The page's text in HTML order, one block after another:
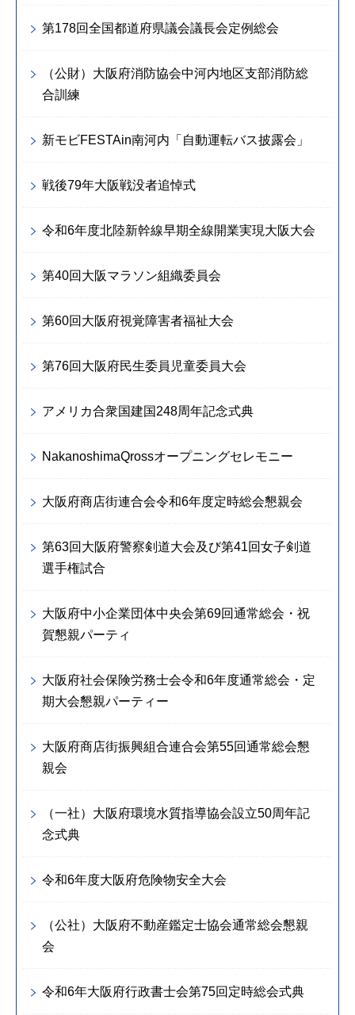
第178回全国都道府県議会議長会定例総会
（公財）大阪府消防協会中河内地区支部消防総
合訓練
新モビFESTAin南河内「自動運転バス披露会」
戦後79年大阪戦没者追悼式
令和6年度北陸新幹線早期全線開業実現大阪大会
第40回大阪マラソン組織委員会
第60回大阪府視覚障害者福祉大会
第76回大阪府民生委員児童委員大会
アメリカ合衆国建国248周年記念式典
NakanoshimaQrossオープニングセレモニー
大阪府商店街連合会令和6年度定時総会懇親会
第63回大阪府警察剣道大会及び第41回女子剣道
選手権試合
大阪府中小企業団体中央会第69回通常総会・祝
賀懇親パーティ
大阪府社会保険労務士会令和6年度通常総会・定
期大会懇親パーティー
大阪府商店街振興組合連合会第55回通常総会懇
親会
（一社）大阪府環境水質指導協会設立50周年記
念式典
令和6年度大阪府危険物安全大会
（公社）大阪府不動産鑑定士協会通常総会懇親
会
令和6年大阪府行政書士会第75回定時総会式典